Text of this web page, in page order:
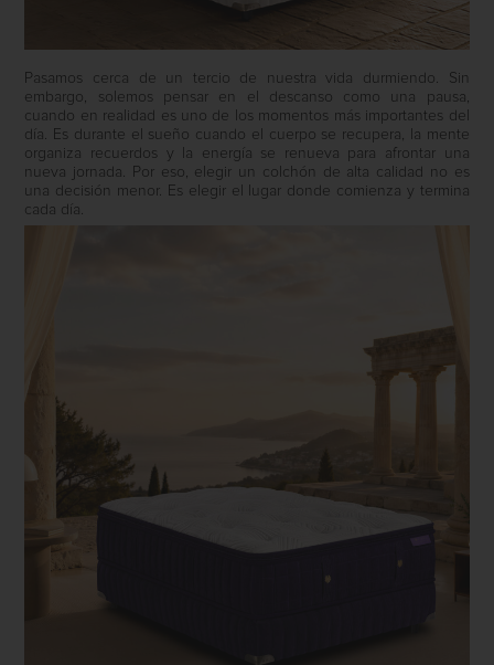
Pasamos cerca de un tercio de nuestra vida durmiendo. Sin
embargo, solemos pensar en el descanso como una pausa,
cuando en realidad es uno de los momentos más importantes del
día. Es durante el sueño cuando el cuerpo se recupera, la mente
organiza recuerdos y la energía se renueva para afrontar una
nueva jornada. Por eso, elegir un colchón de alta calidad no es
una decisión menor. Es elegir el lugar donde comienza y termina
cada día.